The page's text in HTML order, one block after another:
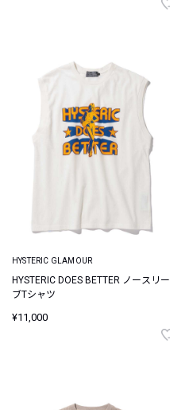
HYSTERIC GLAMOUR
HYSTERIC DOES BETTER ノースリー
ブTシャツ
¥11,000